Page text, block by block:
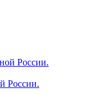
России.